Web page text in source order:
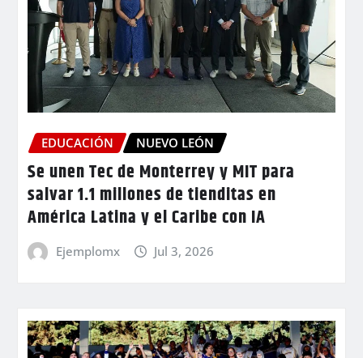
EDUCACIÓN NUEVO LEÓN
Se unen Tec de Monterrey y MIT para
salvar 1.1 millones de tienditas en
América Latina y el Caribe con IA
Ejemplomx Jul 3, 2026